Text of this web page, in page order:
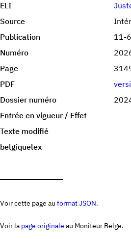
ELI
Source
Publication
11-
Numéro
Page
PDF
Dossier numéro
Entrée en vigueur / Effet
Texte modifié
belgiquelex
Voir cette page au format JSON.
Voir la page originale au Moniteur Belge.